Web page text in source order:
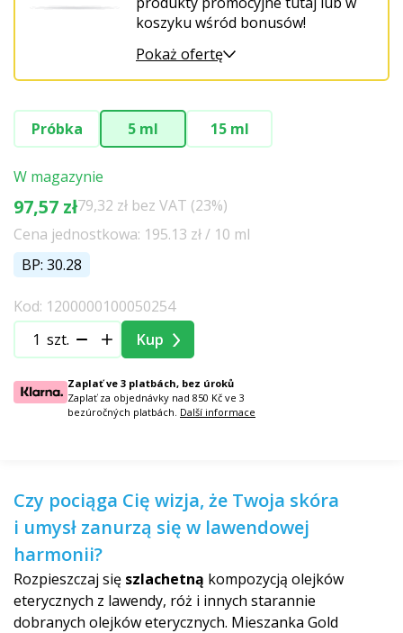
koszyku wśród bonusów!
Pokaż ofertę
Próbka 5 ml 15 ml
W magazynie
97,57 zł79,32 zł bez VAT (23%)
Cena jednostkowa: 195.13 zł / 10 ml
BP: 30.28
Kod: 1200000100050254
szt.
Kup
Zaplať ve 3 platbách, bez úroků
Zaplať za objednávky nad 850 Kč ve 3
bezúročných platbách. Další informace
Czy pociąga Cię wizja, że Twoja skóra
i umysł zanurzą się w lawendowej
harmonii?
Rozpieszczaj się szlachetną kompozycją olejków
eterycznych z lawendy, róż i innych starannie
dobranych olejków eterycznych. Mieszanka Gold